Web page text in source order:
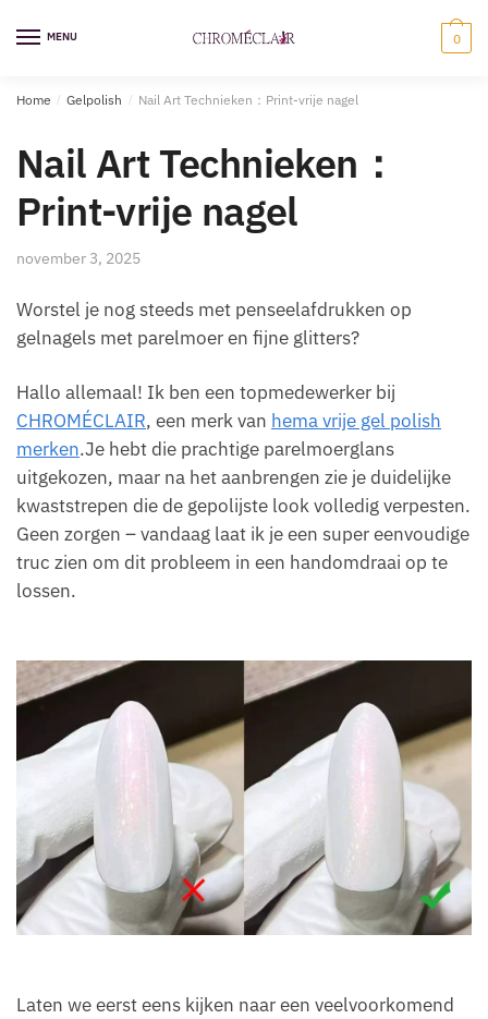
naar
naar
MENU 0
Home / Gelpolish / Nail Art Technieken：Print-vrije nagel
Nail Art Technieken：
Print-vrije nagel
november 3, 2025
Worstel je nog steeds met penseelafdrukken op
gelnagels met parelmoer en fijne glitters?
Hallo allemaal! Ik ben een topmedewerker bij
CHROMÉCLAIR, een merk van hema vrije gel polish
merken.Je hebt die prachtige parelmoerglans
uitgekozen, maar na het aanbrengen zie je duidelijke
kwaststrepen die de gepolijste look volledig verpesten.
Geen zorgen – vandaag laat ik je een super eenvoudige
truc zien om dit probleem in een handomdraai op te
lossen.
Laten we eerst eens kijken naar een veelvoorkomend